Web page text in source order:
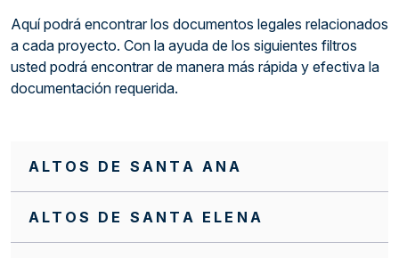
Aquí podrá encontrar los documentos legales relacionados
a cada proyecto. Con la ayuda de los siguientes filtros
usted podrá encontrar de manera más rápida y efectiva la
documentación requerida.
ALTOS DE SANTA ANA
ALTOS DE SANTA ELENA